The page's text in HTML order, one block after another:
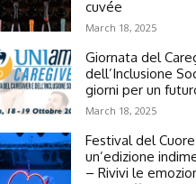
cuvée
March 18, 2025
Giornata del
dell’Inclusione
giorni per un
March 18, 2025
Festival del
un’edizione
– Rivivi le